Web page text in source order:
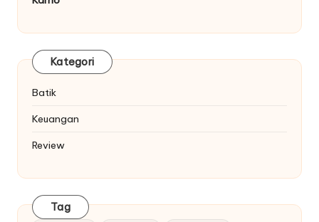
Kategori
Batik
Keuangan
Review
Tag